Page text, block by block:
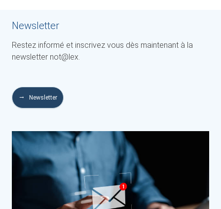
Newsletter
Restez informé et inscrivez vous dès maintenant à la
newsletter not@lex.
Newsletter